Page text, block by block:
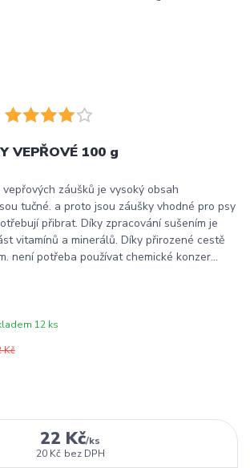
VEPŘOVÉ 100 g
záušků je vysoký obsah
tučné. a proto jsou záušky vhodné pro psy
přibrat. Díky zpracování sušením je
vitamínů a minerálů. Díky přirozené cestě
není potřeba používat chemické konzer...
12 ks
Kč
22 Kč/ks
20 Kč bez DPH